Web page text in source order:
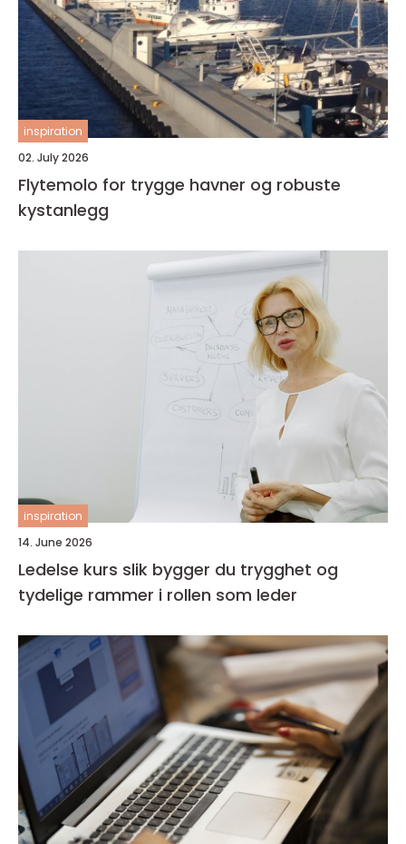
inspiration
02. July 2026
Flytemolo for trygge havner og robuste
kystanlegg
inspiration
14. June 2026
Ledelse kurs slik bygger du trygghet og
tydelige rammer i rollen som leder